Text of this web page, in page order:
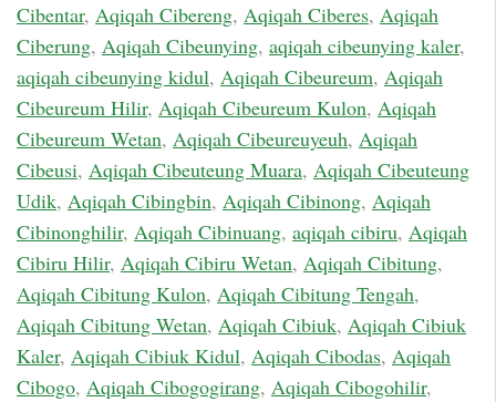
Cibentar, Aqiqah Cibereng, Aqiqah Ciberes, Aqiqah
Ciberung, Aqiqah Cibeunying, aqiqah cibeunying kaler,
aqiqah cibeunying kidul, Aqiqah Cibeureum, Aqiqah
Cibeureum Hilir, Aqiqah Cibeureum Kulon, Aqiqah
Cibeureum Wetan, Aqiqah Cibeureuyeuh, Aqiqah
Cibeusi, Aqiqah Cibeuteung Muara, Aqiqah Cibeuteung
Udik, Aqiqah Cibingbin, Aqiqah Cibinong, Aqiqah
Cibinonghilir, Aqiqah Cibinuang, aqiqah cibiru, Aqiqah
Cibiru Hilir, Aqiqah Cibiru Wetan, Aqiqah Cibitung,
Aqiqah Cibitung Kulon, Aqiqah Cibitung Tengah,
Aqiqah Cibitung Wetan, Aqiqah Cibiuk, Aqiqah Cibiuk
Kaler, Aqiqah Cibiuk Kidul, Aqiqah Cibodas, Aqiqah
Cibogo, Aqiqah Cibogogirang, Aqiqah Cibogohilir,